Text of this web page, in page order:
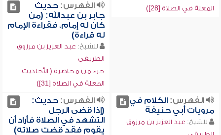
المعلة في الصلاة [28])
الفهرس:حديث
جابر بن عبدالله: (من
كان له إمام، فقراءة الإمام
له قراءة)
للشيخ: عبد العزيز بن مرزوق
الطريفي
جزء من محاضرة ( الأحاديث
المعلة في الصلاة [31])
الفهرس:الكلام في
مرويات أبي حنيفة
للشيخ: عبد العزيز بن مرزوق
الفهرس:حديث:
(إذا قضى الرجل
التشهد في الصلاة فأراد أن
يقوم فقد قضت صلاته)